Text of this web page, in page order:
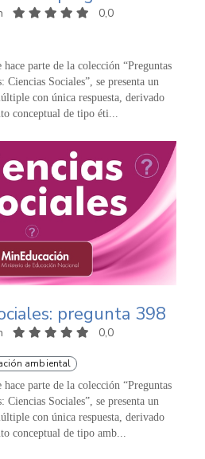
0,0
parte de la colección “Preguntas
Ciencias Sociales”, se presenta un
con única respuesta, derivado
conceptual de tipo éti...
pregunta 398
0,0
ambiental
parte de la colección “Preguntas
Ciencias Sociales”, se presenta un
con única respuesta, derivado
conceptual de tipo amb...